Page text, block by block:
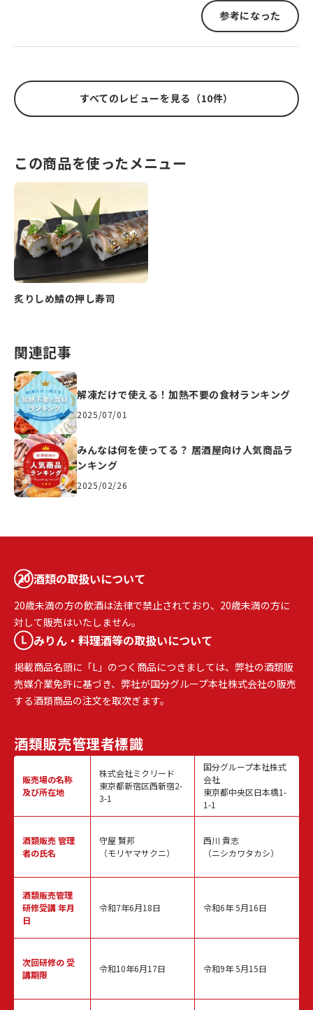
参考になった
すべてのレビューを見る（10件）
この商品を使ったメニュー
炙りしめ鯖の押し寿司
関連記事
解凍だけで使える！加熱不要の食材ランキング
2025/07/01
みんなは何を使ってる？ 居酒屋向け人気商品ラ
ンキング
2025/02/26
酒類の取扱いについて
20歳未満の方の飲酒は法律で禁止されており、20歳未満の方に
対して販売はいたしません。
みりん・料理酒等の取扱いについて
掲載商品名頭に「L」のつく商品につきましては、弊社の酒類販
売媒介業免許に基づき、弊社が国分グループ本社株式会社の販売
する酒類商品の注文を取次ぎます。
酒類販売管理者標識
販売場の名称
及び所在地
酒類販売管理
者の氏名
酒類販売管理
研修受講 年月
日
次回研修の受
講期限
株式会社ミクリード
東京都新宿区西新宿2-
3-1
守屋 賢邦
（モリヤマサクニ）
令和7年6月18日
令和10年6月17日
国分グループ本社株式
会社
東京都中央区日本橋1-
1-1
西川 貴志
（ニシカワタカシ）
令和6年 5月16日
令和9年 5月15日